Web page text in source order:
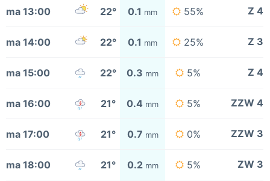
ma 13:00 22° 0.1 mm 55% Z 4
ma 14:00 22° 0.1 mm 25% Z 3
ma 15:00 22° 0.3 mm 5% Z 4
ma 16:00 21° 0.4 mm 5% ZZW 4
ma 17:00 21° 0.7 mm 0% ZZW 3
ma 18:00 21° 0.2 mm 5% ZW 3